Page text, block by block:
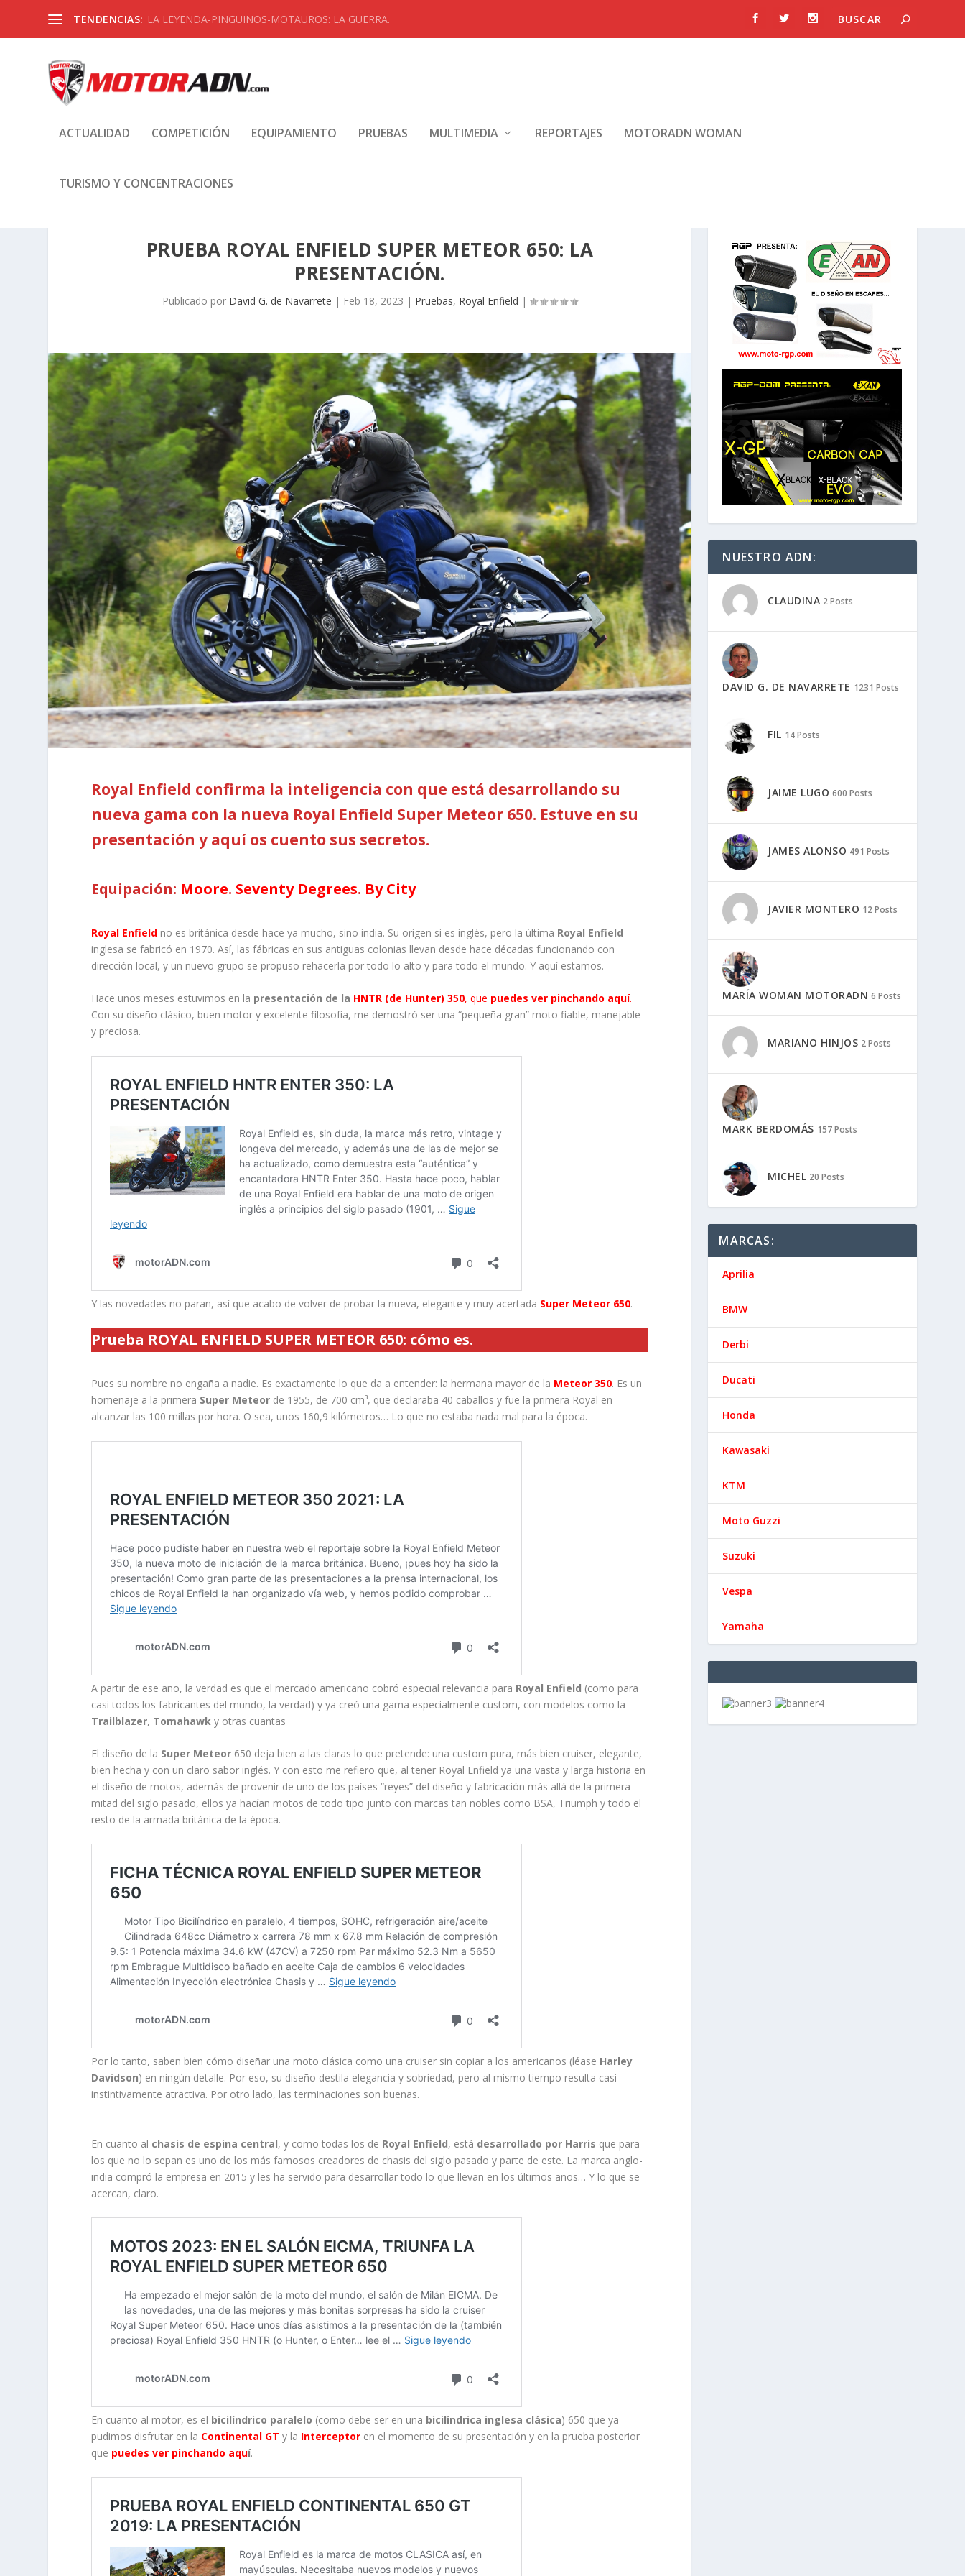
TENDENCIAS: LA LEYENDA-PINGUINOS-MOTAUROS: LA GUERRA.
ACTUALIDAD COMPETICIÓN EQUIPAMIENTO PRUEBAS MULTIMEDIA REPORTAJES MOTORADN WOMAN
TURISMO Y CONCENTRACIONES
PRUEBA ROYAL ENFIELD SUPER METEOR 650: LA
PRESENTACIÓN.
Publicado por David G. de Navarrete | Feb 18, 2023 | Pruebas, Royal Enfield |
Royal Enfield confirma la inteligencia con que está desarrollando su
nueva gama con la nueva Royal Enfield Super Meteor 650. Estuve en su
presentación y aquí os cuento sus secretos.
Equipación: Moore. Seventy Degrees. By City
Royal Enfield no es británica desde hace ya mucho, sino india. Su origen si es inglés, pero la última Royal Enfield
inglesa se fabricó en 1970. Así, las fábricas en sus antiguas colonias llevan desde hace décadas funcionando con
dirección local, y un nuevo grupo se propuso rehacerla por todo lo alto y para todo el mundo. Y aquí estamos.
Hace unos meses estuvimos en la presentación de la HNTR (de Hunter) 350, que puedes ver pinchando aquí.
Con su diseño clásico, buen motor y excelente filosofía, me demostró ser una “pequeña gran” moto fiable, manejable
y preciosa.
Y las novedades no paran, así que acabo de volver de probar la nueva, elegante y muy acertada Super Meteor 650.
Prueba ROYAL ENFIELD SUPER METEOR 650: cómo es.
Pues su nombre no engaña a nadie. Es exactamente lo que da a entender: la hermana mayor de la Meteor 350. Es un
homenaje a la primera Super Meteor de 1955, de 700 cm³, que declaraba 40 caballos y fue la primera Royal en
alcanzar las 100 millas por hora. O sea, unos 160,9 kilómetros… Lo que no estaba nada mal para la época.
A partir de ese año, la verdad es que el mercado americano cobró especial relevancia para Royal Enfield (como para
casi todos los fabricantes del mundo, la verdad) y ya creó una gama especialmente custom, con modelos como la
Trailblazer, Tomahawky otras cuantas
El diseño de la Super Meteor 650 deja bien a las claras lo que pretende: una custom pura, más bien cruiser, elegante,
bien hecha y con un claro sabor inglés. Y con esto me refiero que, al tener Royal Enfield ya una vasta y larga historia en
el diseño de motos, además de provenir de uno de los países “reyes” del diseño y fabricación más allá de la primera
mitad del siglo pasado, ellos ya hacían motos de todo tipo junto con marcas tan nobles como BSA, Triumph y todo el
resto de la armada británica de la época.
Por lo tanto, saben bien cómo diseñar una moto clásica como una cruiser sin copiar a los americanos (léase Harley
Davidson) en ningún detalle. Por eso, su diseño destila elegancia y sobriedad, pero al mismo tiempo resulta casi
instintivamente atractiva. Por otro lado, las terminaciones son buenas.
En cuanto al chasis de espina central, y como todas los de Royal Enfield, está desarrollado por Harris que para
los que no lo sepan es uno de los más famosos creadores de chasis del siglo pasado y parte de este. La marca anglo-
india compró la empresa en 2015 y les ha servido para desarrollar todo lo que llevan en los últimos años… Y lo que se
acercan, claro.
En cuanto al motor, es el bicilíndrico paralelo (como debe ser en una bicilíndrica inglesa clásica) 650 que ya
pudimos disfrutar en la Continental GT y la Interceptor en el momento de su presentación y en la prueba posterior
que puedes ver pinchando aquí.
NUESTRO ADN:
CLAUDINA 2 Posts
DAVID G. DE NAVARRETE 1231 Posts
FIL 14 Posts
JAIME LUGO 600 Posts
JAMES ALONSO 491 Posts
JAVIER MONTERO 12 Posts
MARÍA WOMAN MOTORADN 6 Posts
MARIANO HINJOS 2 Posts
MARK BERDOMÁS 157 Posts
MICHEL 20 Posts
MARCAS:
Aprilia
BMW
Derbi
Ducati
Honda
Kawasaki
KTM
Moto Guzzi
Suzuki
Vespa
Yamaha